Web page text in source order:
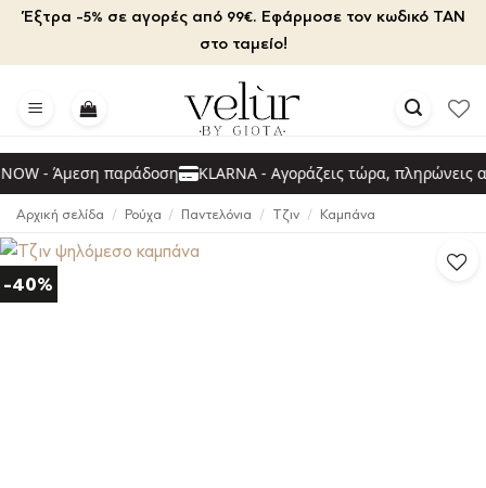
Μετάβαση
περιεχόμενο
Έξτρα -5% σε αγορές από 99€. Εφάρμοσε τον κωδικό TAN
στο ταμείο!
- Άμεση παράδοση KLARNA - Αγοράζεις τώρα, πληρώνεις
Αρχική σελίδα / Ρούχα / Παντελόνια / Τζιν / Καμπάνα
-40%